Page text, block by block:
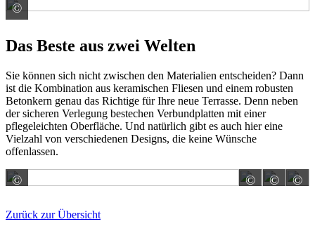
© Rinn Beton- und Naturstein GmbH & Co. KG
Das Beste aus zwei Welten
Sie können sich nicht zwischen den Materialien entscheiden? Dann
ist die Kombination aus keramischen Fliesen und einem robusten
Betonkern genau das Richtige für Ihre neue Terrasse. Denn neben
der sicheren Verlegung bestechen Verbundplatten mit einer
pflegeleichten Oberfläche. Und natürlich gibt es auch hier eine
Vielzahl von verschiedenen Designs, die keine Wünsche
offenlassen.
© © © ©
Zurück zur Übersicht